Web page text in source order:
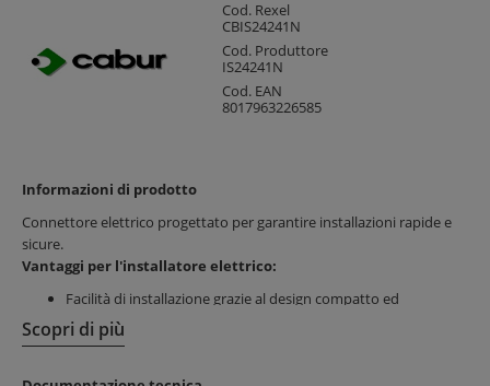
Cod. Rexel
CBIS24241N
Cod. Produttore
IS24241N
Cod. EAN
8017963226585
Informazioni di prodotto
Connettore elettrico progettato per garantire installazioni rapide e
sicure.
Vantaggi per l'installatore elettrico:
Facilità di installazione grazie al design compatto ed
ergonomico
Risparmio di tempo con sistema di fissaggio robusto e
Scopri di più